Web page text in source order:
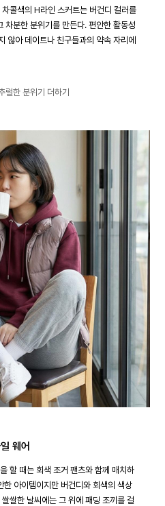
콜색의 H라인 스커트는 버건디 컬러를
차분한 분위기를 만든다. 편안한 활동성
않아 데이트나 친구들과의 약속 자리에
럴한 분위기 더하기
웨어
할 때는 회색 조거 팬츠와 함께 매치하
아이템이지만 버건디와 회색의 색상
쌀한 날씨에는 그 위에 패딩 조끼를 걸